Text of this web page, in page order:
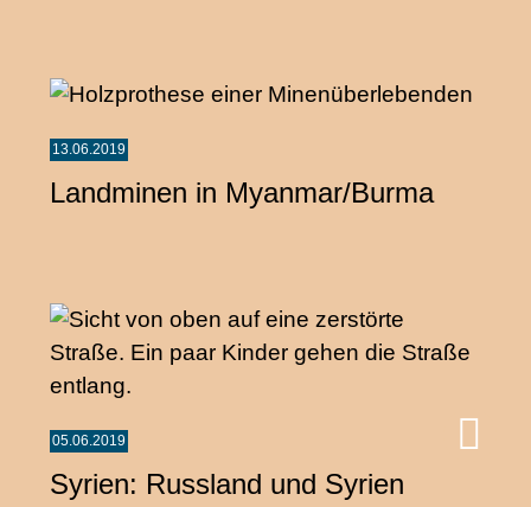
13.06.2019
Landminen in Myanmar/Burma
05.06.2019
Syrien: Russland und Syrien